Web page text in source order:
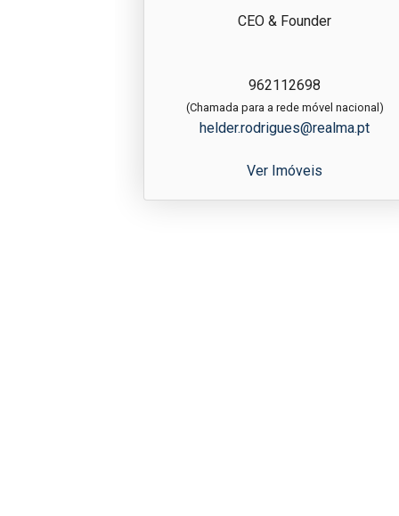
CEO & Founder
962112698
(Chamada para a rede móvel nacional)
helder.rodrigues@realma.pt
Ver Imóveis